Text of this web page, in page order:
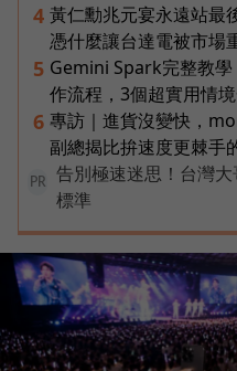
4 黃仁勳兆元宴永遠站最
憑什麼讓台達電被市場
5 Gemini Spark完整教
作流程，3個超實用情
6 專訪｜進貨沒變快，
副總揭比拚速度更棘手
PR
告別極速迷思！台灣
標準